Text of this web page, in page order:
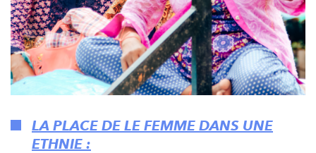
LA PLACE DE LE FEMME DANS UNE
ETHNIE :